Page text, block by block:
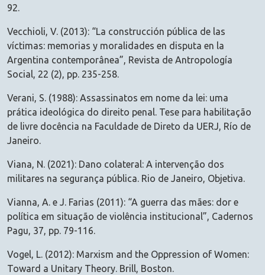
92.
Vecchioli, V. (2013): “La construcción pública de las
víctimas: memorias y moralidades en disputa en la
Argentina contemporânea”, Revista de Antropología
Social, 22 (2), pp. 235-258.
Verani, S. (1988): Assassinatos em nome da lei: uma
prática ideológica do direito penal. Tese para habilitação
de livre docência na Faculdade de Direto da UERJ, Río de
Janeiro.
Viana, N. (2021): Dano colateral: A intervenção dos
militares na segurança pública. Rio de Janeiro, Objetiva.
Vianna, A. e J. Farias (2011): “A guerra das mães: dor e
política em situação de violência institucional”, Cadernos
Pagu, 37, pp. 79-116.
Vogel, L. (2012): Marxism and the Oppression of Women:
Toward a Unitary Theory. Brill, Boston.